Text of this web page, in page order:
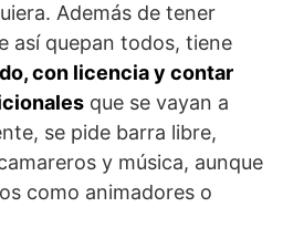
Además de tener
así quepan todos, tiene
con licencia y contar
que se vayan a
se pide barra libre,
y música, aunque
como animadores o